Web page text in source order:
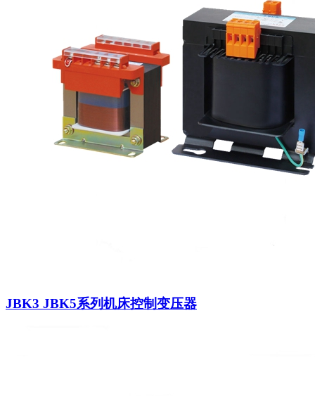
JBK3 JBK5系列机床控制变压器